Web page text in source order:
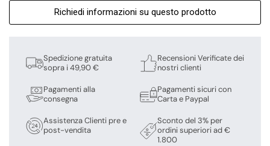
Richiedi informazioni su questo prodotto
Spedizione gratuita
sopra i 49,90 €
Pagamenti alla
consegna
Assistenza Clienti pre e
post-vendita
Recensioni Verificate dei
nostri clienti
Pagamenti sicuri con
Carta e Paypal
Sconto del 3% per
ordini superiori ad €
1.800